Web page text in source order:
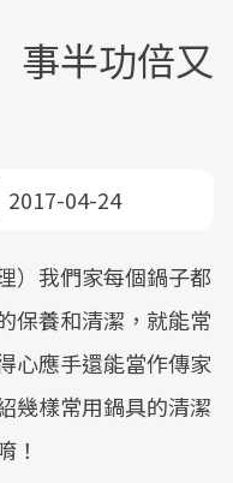
半功倍又
2017-04-24
）我們家每個鍋子都
保養和清潔，就能常
心應手還能當作傳家
幾樣常用鍋具的清潔
！